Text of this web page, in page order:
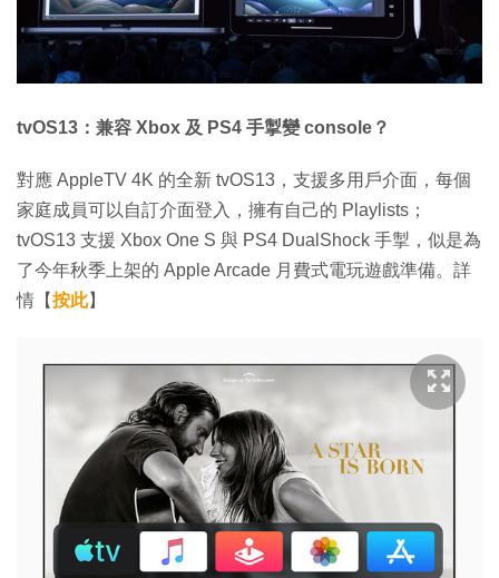
tvOS13：兼容 Xbox 及 PS4 手掣變 console？
對應 AppleTV 4K 的全新 tvOS13，支援多用戶介面，每個
家庭成員可以自訂介面登入，擁有自己的 Playlists；
tvOS13 支援 Xbox One S 與 PS4 DualShock 手掣，似是為
了今年秋季上架的 Apple Arcade 月費式電玩遊戲準備。詳
情【按此】